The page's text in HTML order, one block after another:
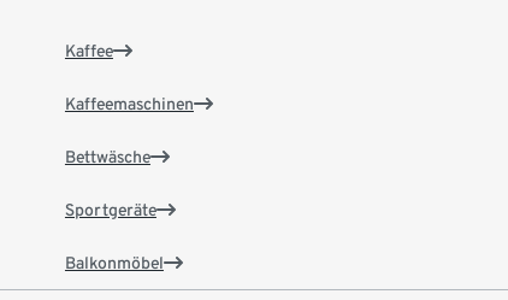
Kaffee
Kaffeemaschinen
Bettwäsche
Sportgeräte
Balkonmöbel